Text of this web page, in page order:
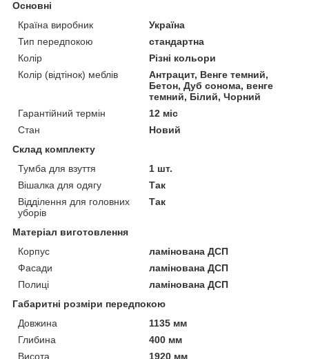
Основні
Країна виробник
Україна
Тип передпокою
стандартна
Колір
Різні кольори
Колір (відтінок) меблів
Антрацит, Венге темний,
Бетон, Дуб сонома, венге
темний, Білий, Чорний
Гарантійний термін
12 міс
Стан
Новий
Склад комплекту
Тумба для взуття
1 шт.
Вішалка для одягу
Так
Відділення для головних
уборів
Так
Матеріал виготовлення
Корпус
ламінована ДСП
Фасади
ламінована ДСП
Полиці
ламінована ДСП
Габаритні розміри передпокою
Довжина
1135 мм
Глибина
400 мм
Висота
1920 мм